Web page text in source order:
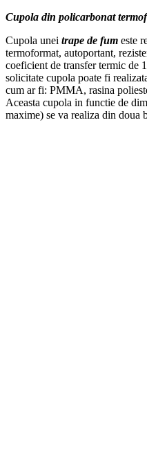
Cupola din policarbonat
Cupola unei trape de fum este
termoformat, autoportant,
coeficient de transfer termic de
solicitate cupola poate fi
cum ar fi: PMMA, rasina
Aceasta cupola in functie de
maxime) se va realiza din doua